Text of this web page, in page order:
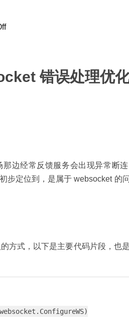
错误处理优
边经常反馈服务会出现异常断
步定位到，是属于 websocket 的
方式，以下是主要代码片段，也